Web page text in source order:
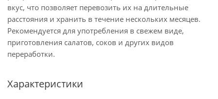
вкус, что позволяет перевозить их на длительные
расстояния и хранить в течение нескольких месяцев.
Рекомендуется для употребления в свежем виде,
приготовления салатов, соков и других видов
переработки.
Характеристики